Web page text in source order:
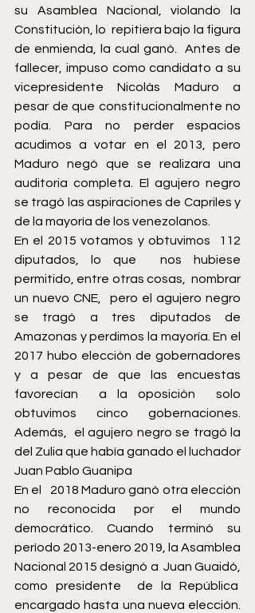
su Asamblea Nacional, violando la
Constitución, lo  repitiera bajo la figura
de enmienda, la cual ganó.  Antes de
fallecer, impuso como candidato a su
vicepresidente Nicolás Maduro a
pesar de que constitucionalmente no
podía. Para no perder espacios
acudimos a votar en el 2013, pero
Maduro negó que se realizara una
auditoria completa. El agujero negro
se tragó las aspiraciones de Capriles y
de la mayoría de los venezolanos.
En el 2015 votamos y obtuvimos  112
diputados, lo que  nos hubiese
permitido, entre otras cosas,  nombrar
un nuevo CNE,  pero el agujero negro
se tragó a tres diputados de
Amazonas y perdimos la mayoría. En el
2017 hubo elección de gobernadores
y a pesar de que las encuestas
favorecían  a la oposición  solo
obtuvimos cinco gobernaciones.
Además,  el agujero negro se tragó la
del Zulia que había ganado el luchador
Juan Pablo Guanipa
En el   2018 Maduro ganó otra elección
no reconocida por el mundo
democrático. Cuando terminó su
período 2013-enero 2019, la Asamblea
Nacional 2015 designó a  Juan Guaidó,
como presidente  de la República
encargado hasta una nueva elección.